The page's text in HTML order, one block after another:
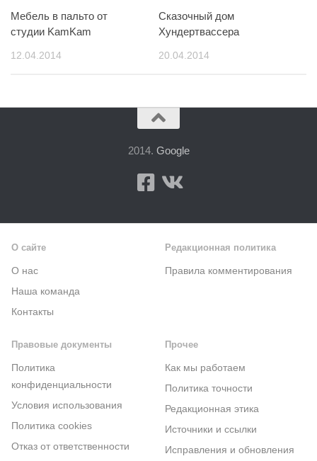
Мебель в пальто от
студии KamKam
12.04.2014
Сказочный дом
Хундертвассера
20.04.2014
2014. Google
О сайте
О нас
Наша команда
Контакты
Редакционная политика
Правила комментирования
Правовые документы
Политика
конфиденциальности
Условия использования
Политика cookies
Отказ от ответственности
Прочее
Как мы работаем
Политика точности
Редакционная этика
Источники и ссылки
Исправления и обновления